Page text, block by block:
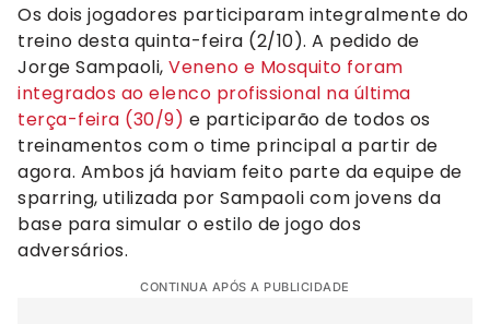
Os dois jogadores participaram integralmente do
treino desta quinta-feira (2/10). A pedido de
Jorge Sampaoli, Veneno e Mosquito foram
integrados ao elenco profissional na última
terça-feira (30/9) e participarão de todos os
treinamentos com o time principal a partir de
agora. Ambos já haviam feito parte da equipe de
sparring, utilizada por Sampaoli com jovens da
base para simular o estilo de jogo dos
adversários.
CONTINUA APÓS A PUBLICIDADE